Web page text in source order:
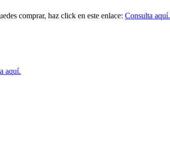
comprar, haz click en este enlace: Consulta aquí.
aquí.